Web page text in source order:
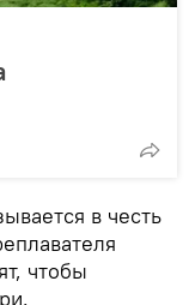
в честь
чтобы